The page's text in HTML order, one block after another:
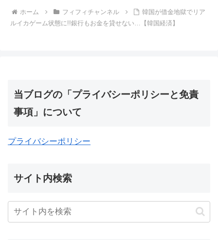
ホーム フィフィチャンネル
韓国が借金地獄でリア
ルイカゲーム状態に!!銀行もお金を貸せない…【韓国経済】
当ブログの「プライバシーポリシーと免責
事項」について
プライバシーポリシー
サイト内検索